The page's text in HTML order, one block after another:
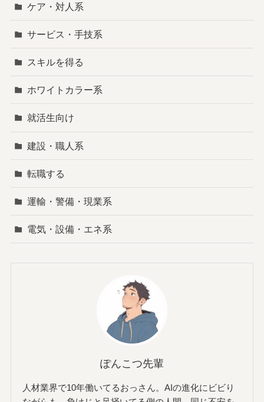
ケア・対人系
サービス・手技系
スキルを得る
ホワイトカラー系
就活生向け
建設・職人系
転職する
運輸・警備・現業系
電気・設備・エネ系
ぽんこつ先輩
人材業界で10年働いてるおっさん。AIの進化にビビり